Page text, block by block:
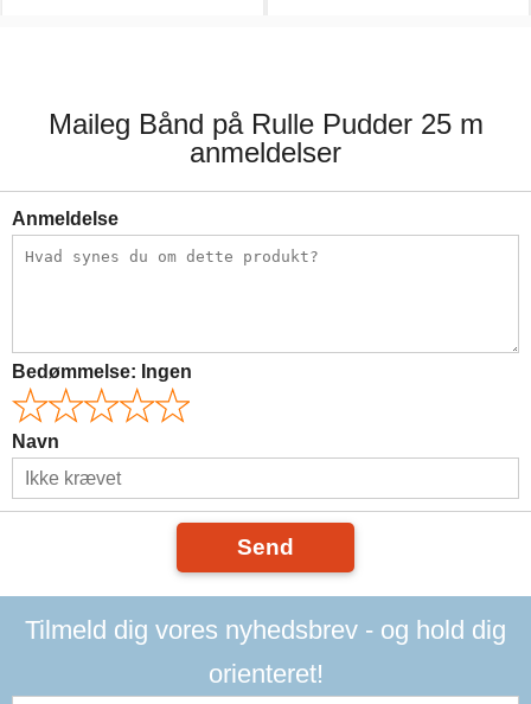
Maileg Bånd på Rulle Pudder 25 m
anmeldelser
Anmeldelse
Bedømmelse: Ingen
Navn
Send
Tilmeld dig vores nyhedsbrev - og hold dig
orienteret!